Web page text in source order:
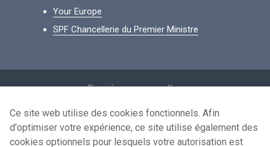
Your Europe
SPF Chancellerie du Premier Ministre
Données personnelles
Conditions de réutilisation
Contactez-nous
Ce site web utilise des cookies fonctionnels. Afin
d'optimiser votre expérience, ce site utilise également des
cookies optionnels pour lesquels votre autorisation est